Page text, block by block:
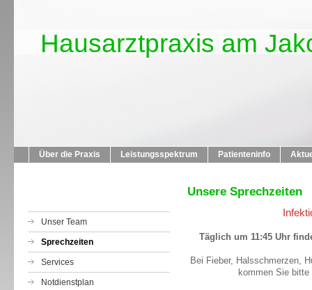
Hausarztpraxis am
Über die Praxis Leistungsspektrum Patienteninfo
Unser Team
Sprechzeiten
Services
Notdienstplan
Unsere Sprechzeiten
Täglich um 11:45 Uhr
Bei Fieber, Halsschmerzen,
kommen Sie